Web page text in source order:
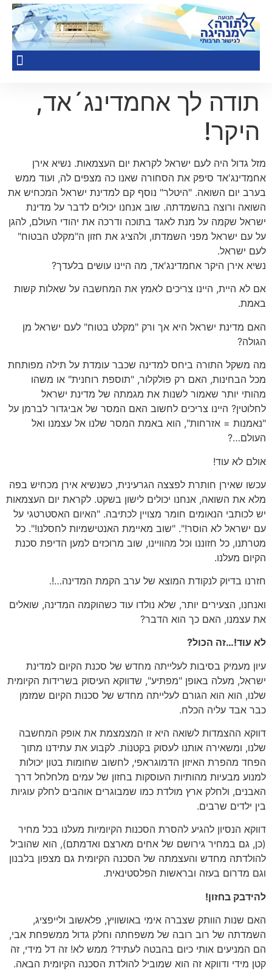
תודה לך אחמדינג´אד,
היקר!
מזל גדול היה לעם ישראל לקראת יום העצמאות. נשיא אירן
אחמדינג'אד סיפק את הסחורה שאנו כה מצפים לה, ועוד ממש
בערב יום השואה. "היטלר" נוסף קם למדינת ישראל המכחיש את
השואה ורוצה בהשמדתה. שוב אנחנו יכולים לדבר על מדינת
ישראל שקמה על מנת לאגד בתוכה ודרכה את יהודי העולם, להגן
על עם ישראל מפני השמדתו, ולהציג את חזון ה"מקלט הבטוח"
לעם ישראל.
נשיא אירן היקר אחמדינג'אד, מה היינו עושים בלעדך?
אם לא היית, היינו צריכים לאמץ את המחשבה על שאלות קשות
באמת.
האם מדינת ישראל היא אך ורק "מקלט בטוח" לעם ישראל מן
הגולה?
מה משקל התורה ביחס למדינה שכבר עומדת על תילה מפותחת
מכל הבחינות, האם רק פולקלור, "תוספת רוחנית" או משהו
מהותי יותר שאמור לשנות את מגמתה של מדינת ישראל
לחלוטין? היינו צריכים לחשוב האם המסר של אביגדור לברמן על
"נאמנות = אזרחות", הוא באמת המסר שלנו אל עצמנו ואל
העולם…?
אולם לא עוד!
עכשו שאירן חותרת לפצצה הגרעינית, כשנשיא אירן מכחיש בפה
מלא את השואה, אנחנו יכולים לישון בשקט. לקראת יום העצמאות
יש לכותבי הנאומים חומר מצויין לכתיבה. "האיום האסטרטגי על
עם ישראל לא הוסר!". "שוב מאיימת האנטישמיות לחסלנו!". כל
מטרתנו, כל חזוננו וכל מהוויינו, שוב מרוכזים למען הדיפת סכנת
הקיום מעלנו.
חזרנו בדיוק לנקודת המוצא של ערב הקמת המדינה…!.
ואנחנו, הצעירים יותר, שלא נולדו עוד כשהוקמה המדינה, שואלים
את עצמנו, האם כך הוא הדבר?
לא עוד!…זה הכול?
עיון מעמיק בסיבות לעלייתה מחדש של סכנת הקיום למדינת
ישראל, מעלה באופן "מפתיע", שדווקא העיסוק בשרידות הקיומית
שלנו, הוא הוא הגורם לעלייתה מחדש של סכנות הקיום שמזמן
כבר אבד עליה הכלח.
דווקא ההצמדות לשואה היא זו המצמצמת את אופק המחשבה
שלנו, ומשאירה אותנו לעסוק בקטנוֹת. לקבוע את עתידנו מתוך
הפחד מהפרת האיזון הדמוגראפי, לחשוב שחומות בטון יכולות
למנוע מבעיות מהותיות העוסקות בחזון של עמים מלחלחל דרך
האבנים, ולחלק ארץ מולדת כמו שמבוגרים אוהבים לחלק עוגיות
בין ילדים שרבים.
דווקא הנסיון להגיע להסרת הסכנות הקיומיות מעלנו בכל מחיר
(כן, גם במחיר גירושם של אחים מארצם ואדמתם), הוא שהוביל
להולדתה מחדש והעצמתה של הסכנה הקיומית גם מצפון בלבנון
וגם מדרום בעזה ובראשות הפלסטינאית.
להידבק בחזון!
האם שנות הוותק שצברה אימי באושוויץ, פלאשוב ולייפציג,
השמדתה של רוב רובה של משפחתה וחלק גדול ממשפחת אבי,
הם המניעים אותי כיום בהבטה לעתיד? ממש לא! זה דל מידי, זה
קטן מידי ודווקא זה הוא שמוביל להולדת הסכנה הקיומית הבאה.